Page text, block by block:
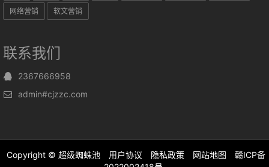
网络营销 软文营销
联系我们
2367666958
admin#cjzzc.com
Copyright © 超级蜘蛛池 用户协议 隐私政策 网站地图
赣ICP备